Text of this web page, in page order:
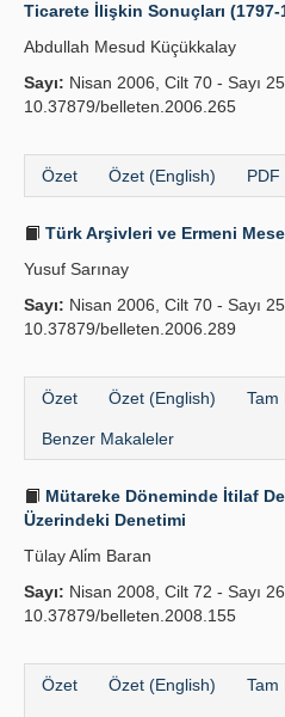
Ticarete İlişkin Sonuçları (1797-
Abdullah Mesud Küçükkalay
Sayı: Nisan 2006, Cilt 70 - Sayı
10.37879/belleten.2006.265
Özet Özet (English) PDF
Türk Arşivleri ve Ermeni
Yusuf Sarınay
Sayı: Nisan 2006, Cilt 70 - Sayı
10.37879/belleten.2006.289
Özet Özet (English) Tam
Benzer Makaleler
Mütareke Döneminde İtilaf
Üzerindeki Denetimi
Tülay Ali̇m Baran
Sayı: Nisan 2008, Cilt 72 - Sayı
10.37879/belleten.2008.155
Özet Özet (English) Tam